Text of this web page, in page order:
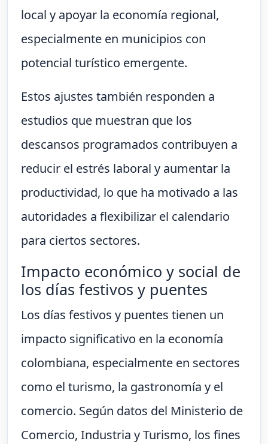
local y apoyar la economía regional,
especialmente en municipios con
potencial turístico emergente.
Estos ajustes también responden a
estudios que muestran que los
descansos programados contribuyen a
reducir el estrés laboral y aumentar la
productividad, lo que ha motivado a las
autoridades a flexibilizar el calendario
para ciertos sectores.
Impacto económico y social de
los días festivos y puentes
Los días festivos y puentes tienen un
impacto significativo en la economía
colombiana, especialmente en sectores
como el turismo, la gastronomía y el
comercio. Según datos del Ministerio de
Comercio, Industria y Turismo, los fines